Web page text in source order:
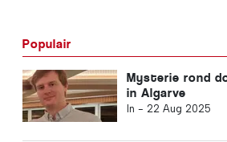
Populair
Mysterie rond
in Algarve
In - 22 Aug 2025